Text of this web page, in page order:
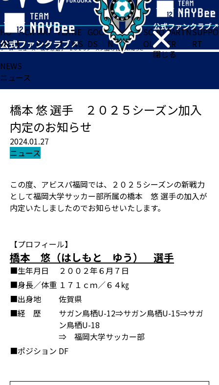
閉じる
HO
ME
TICK
ET
MAT
CH
TEA
M
NE
WS
GOO
DS
FA
N
ACADE
MY
SCHO
OL
PARTN
ER
SUPPO
RT
ホーム>ニュース>橋本 悠 選手 ２０２５シーズン加入内定のお知らせ
NEWS
ニュース
橋本 悠 選手 ２０２５シーズン加入
内定のお知らせ
2024.01.27
ニュース
この度、アビスパ福岡では、２０２５シーズンの新戦力
として福岡大学サッカー部所属の橋本 悠 選手の加入が
内定いたしましたのでお知らせいたします。
【プロフィール】
橋本 悠（はしもと ゆう） 選手
■生年月日
２００２年６月７日
■身長／体重 １７１ｃｍ／６４㎏
■出身地
佐賀県
■経 歴
サガン鳥栖U-12⇒サガン鳥栖U-15⇒サガ
ン鳥栖U-18
⇒ 福岡大学サッカー部
■ポジション DF